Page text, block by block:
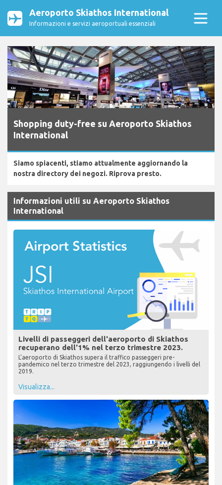
Aeroporto Skiathos International
Informazioni e servizi aeroportuali essenziali
Shopping duty-free su Aeroporto Skiathos
International
Siamo spiacenti, stiamo attualmente aggiornando la
nostra directory dei negozi. Riprova presto.
Informazioni utili su Aeroporto Skiathos
International
Livelli di passeggeri dell'aeroporto di Skiathos
recuperano dell'1% nel terzo trimestre 2023.
L'aeroporto di Skiathos supera il traffico passeggeri pre-
pandemico nel terzo trimestre del 2023, raggiungendo i livelli del
2019.
Visualizza...